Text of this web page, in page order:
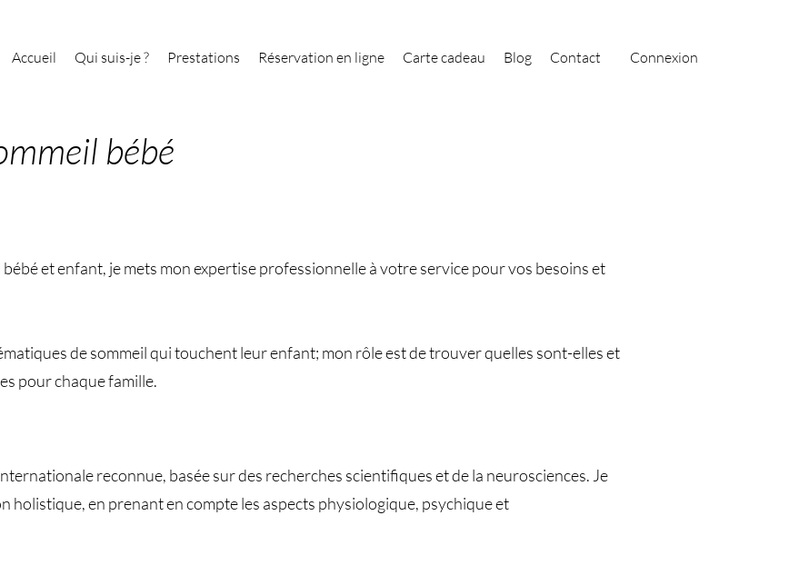
Accueil Qui suis-je ? Prestations Réservation en ligne Carte cadeau Blog Contact Connexion
bébé
et enfant, je mets mon expertise professionnelle à votre service pour vos besoins et
de sommeil qui touchent leur enfant; mon rôle est de trouver quelles sont-elles et
pour chaque famille.
reconnue, basée sur des recherches scientifiques et de la neurosciences. Je
holistique, en prenant en compte les aspects physiologique, psychique et